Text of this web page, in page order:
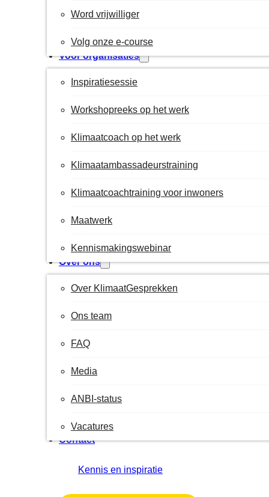
Word vrijwilliger
Volg onze e-course
Voor organisaties
Inspiratiesessie
Workshopreeks op het werk
Klimaatcoach op het werk
Klimaatambassadeurstraining
Klimaatcoachtraining voor inwoners
Maatwerk
Kennismakingswebinar
Over ons
Over KlimaatGesprekken
Ons team
FAQ
Media
ANBI-status
Vacatures
Contact
Kennis en inspiratie